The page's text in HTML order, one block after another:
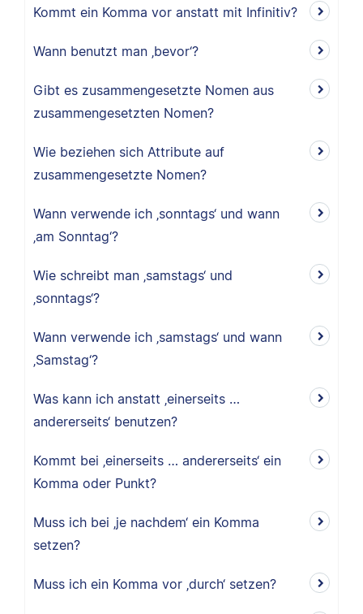
Kommt ein Komma vor anstatt mit Infinitiv?
Wann benutzt man ‚bevor‘?
Gibt es zusammengesetzte Nomen aus
zusammengesetzten Nomen?
Wie beziehen sich Attribute auf
zusammengesetzte Nomen?
Wann verwende ich ‚sonntags‘ und wann
‚am Sonntag‘?
Wie schreibt man ‚samstags‘ und
‚sonntags‘?
Wann verwende ich ‚samstags‘ und wann
‚Samstag‘?
Was kann ich anstatt ‚einerseits …
andererseits‘ benutzen?
Kommt bei ‚einerseits … andererseits‘ ein
Komma oder Punkt?
Muss ich bei ‚je nachdem‘ ein Komma
setzen?
Muss ich ein Komma vor ‚durch‘ setzen?